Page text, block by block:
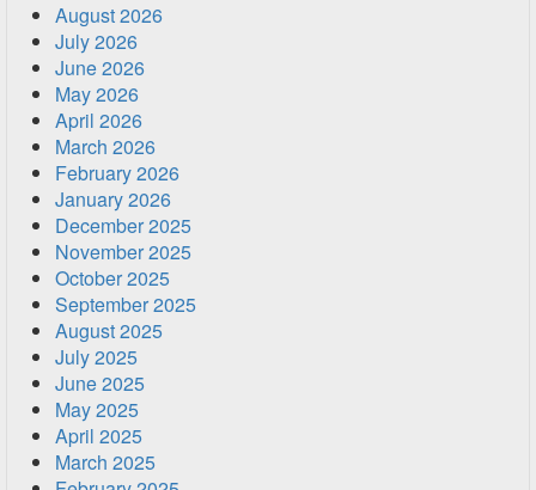
August 2026
July 2026
June 2026
May 2026
April 2026
March 2026
February 2026
January 2026
December 2025
November 2025
October 2025
September 2025
August 2025
July 2025
June 2025
May 2025
April 2025
March 2025